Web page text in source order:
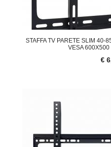
STAFFA TV PARETE SLIM 40-
VESA 600X500
€